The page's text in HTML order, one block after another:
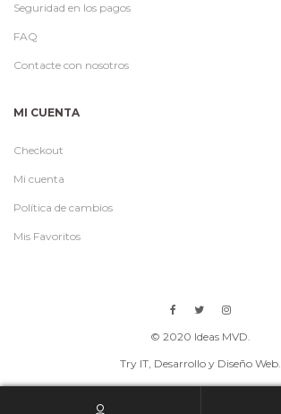
Seguridad en los pagos
FAQ
Contacte con nosotros
MI CUENTA
Checkout
Mi cuenta
Política de cambios
Mis Favoritos
© 2020 Ideas MVD.
Try IT, Desarrollo y Diseño Web.